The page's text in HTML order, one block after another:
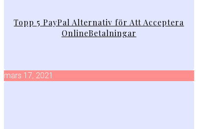
Topp 5 PayPal Alternativ för Att Acceptera
OnlineBetalningar
mars 17, 2021